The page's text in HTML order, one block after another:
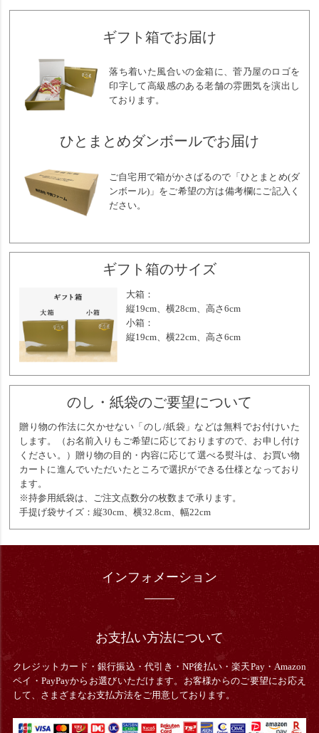
ギフト箱でお届け
落ち着いた風合いの金箱に、菅乃屋のロゴを
印字して高級感のある老舗の雰囲気を演出し
ております。
ひとまとめダンボールでお届け
ご自宅用で箱がかさばるので「ひとまとめ(ダ
ンボール)」をご希望の方は備考欄にご記入く
ださい。
ギフト箱のサイズ
大箱：
縦19cm、横28cm、高さ6cm
小箱：
縦19cm、横22cm、高さ6cm
のし・紙袋のご要望について
贈り物の作法に欠かせない「のし/紙袋」などは無料でお付けいた
します。（お名前入りもご希望に応じておりますので、お申し付け
ください。）贈り物の目的・内容に応じて選べる熨斗は、お買い物
カートに進んでいただいたところで選択ができる仕様となっており
ます。
※持参用紙袋は、ご注文点数分の枚数まで承ります。
手提げ袋サイズ：縦30cm、横32.8cm、幅22cm
インフォメーション
お支払い方法について
クレジットカード・銀行振込・代引き・NP後払い・楽天Pay・Amazon
ペイ・PayPayからお選びいただけます。お客様からのご要望にお応え
して、さまざまなお支払方法をご用意しております。